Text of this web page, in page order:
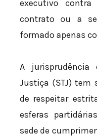
executivo
contrato ou a
formado apenas
A jurisprudência
Justiça (STJ) tem
de respeitar
esferas
sede de